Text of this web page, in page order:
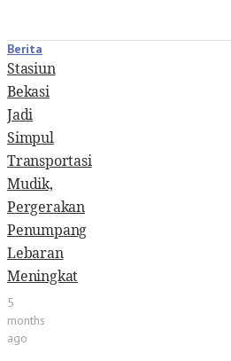
Berita
Stasiun
Bekasi
Jadi
Simpul
Transportasi
Mudik,
Pergerakan
Penumpang
Lebaran
Meningkat
5
months
ago